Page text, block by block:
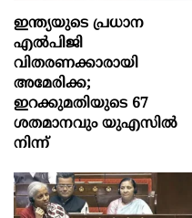
ഇന്ത്യയുടെ പ്രധാന
എൽപിജി
വിതരണക്കാരായി
അമേരിക്ക;
ഇറക്കുമതിയുടെ 67
ശതമാനവും യുഎസിൽ
നിന്ന്